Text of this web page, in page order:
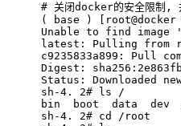
# 关闭docker的安全限制,
( base )
Unable to find
latest: Pulling from
c9235833a899: Pull
Digest:
Status: Downloaded
sh-4. 2# ls /
bin  boot  data  dev
sh-4. 2# cd /root